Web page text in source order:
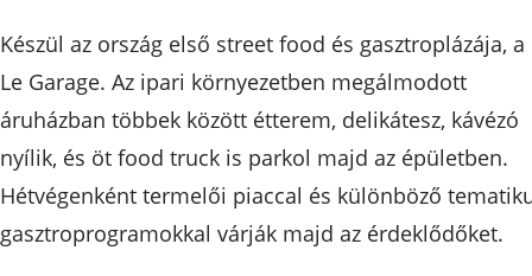
Készül az ország első street food és gasztroplázája, a
Le Garage. Az ipari környezetben megálmodott
áruházban többek között étterem, delikátesz, kávézó
nyílik, és öt food truck is parkol majd az épületben.
Hétvégenként termelői piaccal és különböző
gasztroprogramokkal várják majd az érdeklődőket.